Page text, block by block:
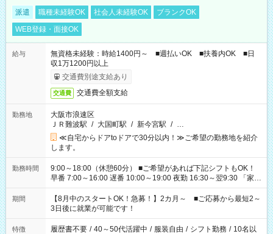
派遣 職種未経験OK 社会人未経験OK
ブランクOK
WEB登録・面接OK
給与
無資格未経験：時給1400円～ ■週払いOK ■扶養内OK ■日
収1万1200円以上
交通費別途支給あり
交通費 交通費全額支給
勤務地
大阪市浪速区
ＪＲ難波駅 / 大国町駅 / 新今宮駅 / …
≪自宅からドアtoドアで30分以内！≫ご希望の勤務地を紹介
します。
勤務時間
9:00～18:00（休憩60分） ■ご希望があれば下記シフトもOK！
早番 7:00～16:00 遅番 10:00～19:00 夜勤 16:30～翌9:30 「家族
と休みを合わせたい」 「余裕を持って夕飯の準備がしたい」
「できれば残業はしたくない」 など、ご希望を教えてください
ね。 ※Wワーク希望の方へ 今ご覧のお仕事で希望する勤務時間
と、もう1つのお仕事の勤務時間。 合計で週40時間を超える場
合は応募できません。
期間
【8月中のスタートOK！急募！】2カ月～ ■ご応募から最短2～
3日後に就業が可能です！
特徴 履歴書不要 / 40～50代活躍中 / 服装自由 / シフト勤務 / 10名以